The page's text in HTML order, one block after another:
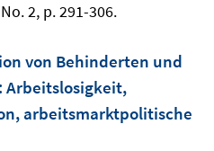
2, p. 291-306.
von Behinderten und
Arbeitslosigkeit,
arbeitsmarktpolitische